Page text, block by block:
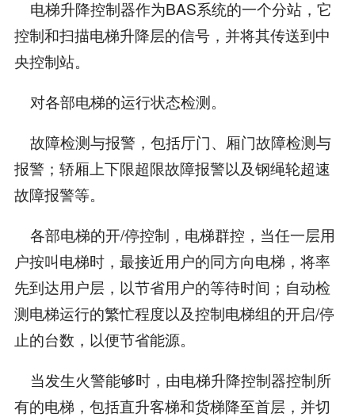
电梯升降控制器作为BAS系统的一个分站，它
控制和扫描电梯升降层的信号，并将其传送到中
央控制站。
对各部电梯的运行状态检测。
故障检测与报警，包括厅门、厢门故障检测与
报警；轿厢上下限超限故障报警以及钢绳轮超速
故障报警等。
各部电梯的开/停控制，电梯群控，当任一层用
户按叫电梯时，最接近用户的同方向电梯，将率
先到达用户层，以节省用户的等待时间；自动检
测电梯运行的繁忙程度以及控制电梯组的开启/停
止的台数，以便节省能源。
当发生火警能够时，由电梯升降控制器控制所
有的电梯，包括直升客梯和货梯降至首层，并切